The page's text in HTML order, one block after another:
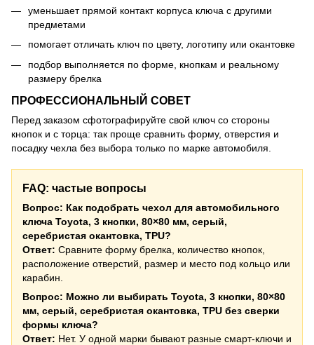
уменьшает прямой контакт корпуса ключа с другими
предметами
помогает отличать ключ по цвету, логотипу или окантовке
подбор выполняется по форме, кнопкам и реальному
размеру брелка
ПРОФЕССИОНАЛЬНЫЙ СОВЕТ
Перед заказом сфотографируйте свой ключ со стороны
кнопок и с торца: так проще сравнить форму, отверстия и
посадку чехла без выбора только по марке автомобиля.
FAQ: частые вопросы
Вопрос: Как подобрать чехол для автомобильного
ключа Toyota, 3 кнопки, 80×80 мм, серый,
серебристая окантовка, TPU?
Ответ: Сравните форму брелка, количество кнопок,
расположение отверстий, размер и место под кольцо или
карабин.
Вопрос: Можно ли выбирать Toyota, 3 кнопки, 80×80
мм, серый, серебристая окантовка, TPU без сверки
формы ключа?
Ответ: Нет. У одной марки бывают разные смарт-ключи и